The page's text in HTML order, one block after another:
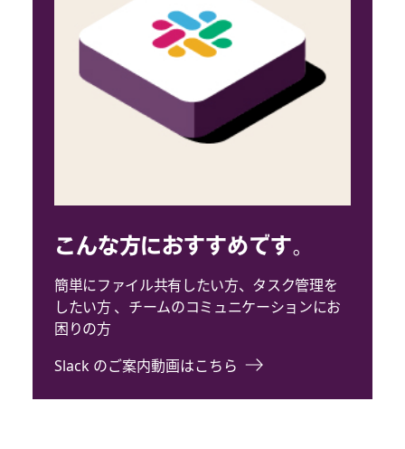
こんな方におすすめです。
簡単にファイル共有したい方、タスク管理を
したい方 、チームのコミュニケーションにお
困りの方
Slack のご案内動画はこちら